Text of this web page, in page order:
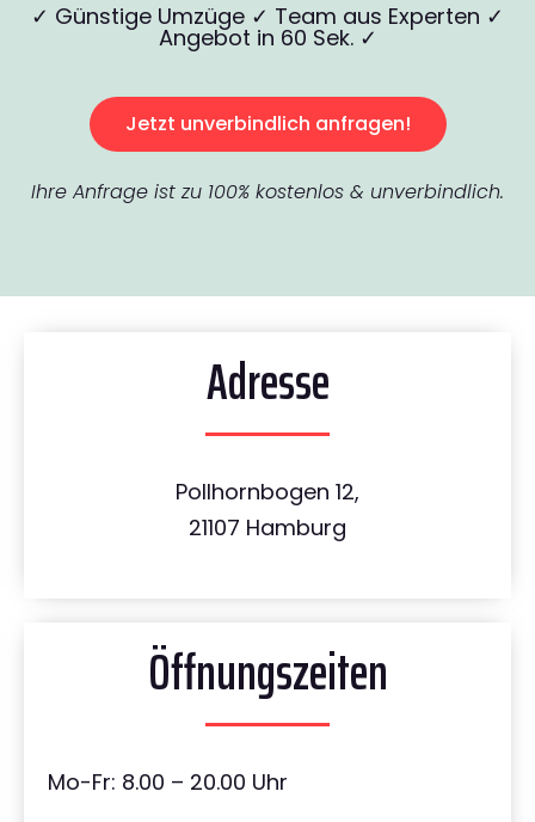
✓ Günstige Umzüge ✓ Team aus Experten ✓
Angebot in 60 Sek. ✓
Jetzt unverbindlich anfragen!
Ihre Anfrage ist zu 100% kostenlos & unverbindlich.
Adresse
Pollhornbogen 12,
21107 Hamburg
Öffnungszeiten
Mo-Fr: 8.00 – 20.00 Uhr